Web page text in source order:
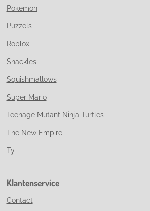
Pokemon
Puzzels
Roblox
Snackles
Squishmallows
Super Mario
Teenage Mutant Ninja Turtles
The New Empire
Ty
Klantenservice
Contact